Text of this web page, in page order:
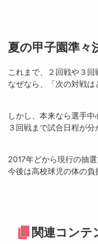
夏の甲子園準々
これまで、２回戦や３
なぜなら、「次の対戦は
しかし、本来なら選手中
３回戦まで試合日程が
2017年どから現行の抽
今後は高校球児の体の負
関連コンテ